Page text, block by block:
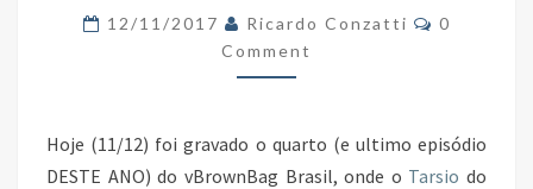
CONCEITOS
NSX
12/11/2017 Ricardo Conzatti Comments
0
Comment
Hoje (11/12) foi gravado o quarto (e ultimo episódio
DESTE ANO) do vBrownBag Brasil, onde o Tarsio do